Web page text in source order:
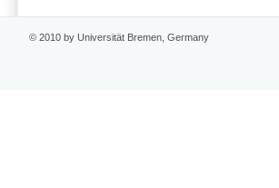
© 2010 by Universität Bremen, Germany